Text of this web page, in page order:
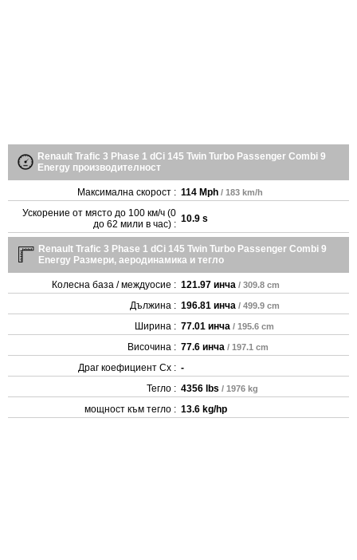
Renault Trafic 3 Phase 1 dCi 145 Twin Turbo Passenger Combi 9
Energy производителност
Максимална скорост : 114 Mph / 183 km/h
Ускорение от място до 100 км/ч (0
до 62 мили в час) : 10.9 s
Renault Trafic 3 Phase 1 dCi 145 Twin Turbo Passenger Combi 9
Energy Размери, аеродинамика и тегло
Колесна база / междуосие : 121.97 инча / 309.8 cm
Дължина : 196.81 инча / 499.9 cm
Ширина : 77.01 инча / 195.6 cm
Височина : 77.6 инча / 197.1 cm
Драг коефициент Cx : -
Тегло : 4356 lbs / 1976 kg
мощност към тегло : 13.6 kg/hp